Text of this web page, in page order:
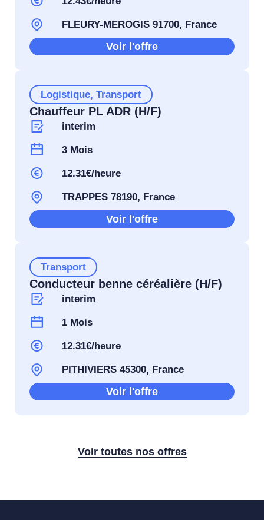
FLEURY-MEROGIS 91700, France
Voir l'offre
Logistique, Transport
Chauffeur PL ADR (H/F)
interim
3 Mois
12.31€/heure
TRAPPES 78190, France
Voir l'offre
Transport
Conducteur benne céréalière (H/F)
interim
1 Mois
12.31€/heure
PITHIVIERS 45300, France
Voir l'offre
Voir toutes nos offres